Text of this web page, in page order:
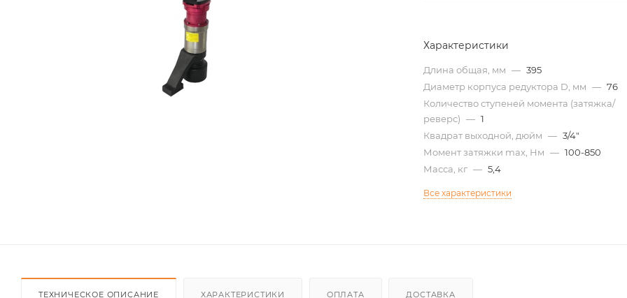
Характеристики
Длина общая, мм — 395
Диаметр корпуса редуктора D, мм — 76
Количество ступеней момента (затяжка/
реверс) — 1
Квадрат выходной, дюйм — 3/4"
Момент затяжки max, Нм — 100-850
Масса, кг — 5,4
Все характеристики
ТЕХНИЧЕСКОЕ ОПИСАНИЕ ХАРАКТЕРИСТИКИ ОПЛАТА ДОСТАВКА